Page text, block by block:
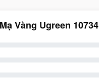
Vàng Ugreen 10734